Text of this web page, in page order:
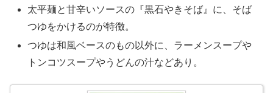
太平麺と甘辛いソースの『黒石やきそば』に、そば
つゆをかけるのが特徴。
つゆは和風ベースのもの以外に、ラーメンスープや
トンコツスープやうどんの汁などあり。